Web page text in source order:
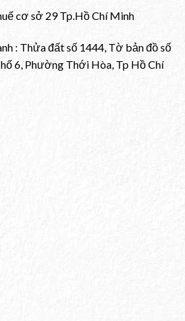
cơ sở 29 Tp.Hồ Chí Minh
: Thửa đất số 1444, Tờ bản đồ số
6, Phường Thới Hòa, Tp Hồ Chí